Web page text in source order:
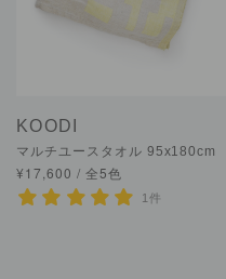
KOODI
マルチユースタオル 95x180cm
¥17,600 / 全5色
1件